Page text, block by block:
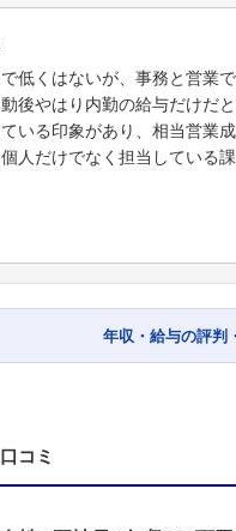
低くはないが、事務と営業
後やはり内勤の給与だけだ
いる印象があり、相当営業
人だけでなく担当している
年収・給与の評判
コミ